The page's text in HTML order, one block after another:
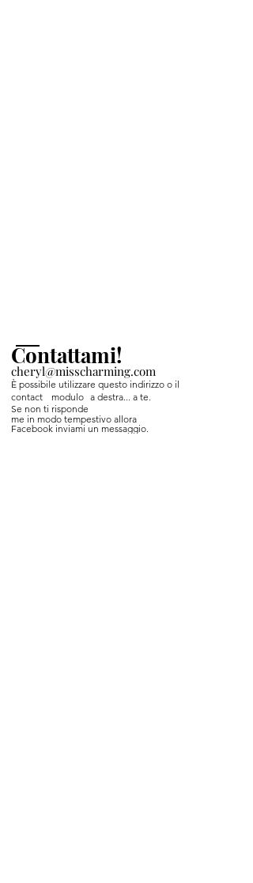
Contattami!
cheryl@misscharming.com
È possibile utilizzare questo indirizzo o il
contact
modulo a destra... a te.
Se non ti risponde
me in modo tempestivo allora
Facebook inviami un messaggio.